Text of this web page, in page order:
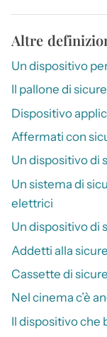
Altre
Un dispositivo
Il pallone di
Dispositivo
Affermati con
Un dispositivo di
Un sistema di
elettrici
Un dispositivo di
Addetti alla
Cassette di
Nel cinema c’è
Il dispositivo che